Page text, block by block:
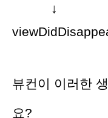
↓
뷰컨이 이러한
요?